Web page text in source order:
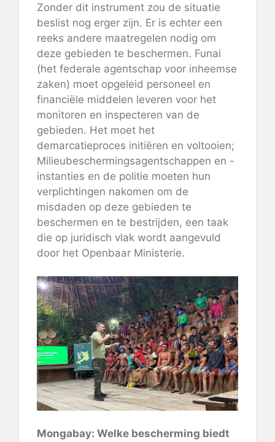
Zonder dit instrument zou de situatie
beslist nog erger zijn. Er is echter een
reeks andere maatregelen nodig om
deze gebieden te beschermen. Funai
(het federale agentschap voor inheemse
zaken) moet opgeleid personeel en
financiële middelen leveren voor het
monitoren en inspecteren van de
gebieden. Het moet het
demarcatieproces initiëren en voltooien;
Milieubeschermingsagentschappen en -
instanties en de politie moeten hun
verplichtingen nakomen om de
misdaden op deze gebieden te
beschermen en te bestrijden, een taak
die op juridisch vlak wordt aangevuld
door het Openbaar Ministerie.
Mongabay: Welke bescherming biedt